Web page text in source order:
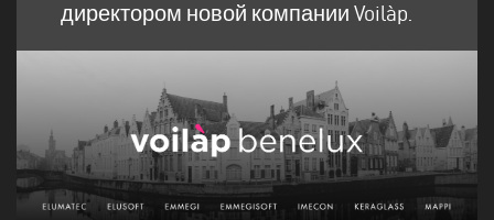
директором новой компании Voilàp.